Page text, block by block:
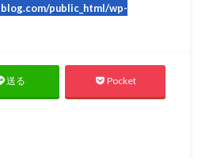
public_html/wp-
送る Pocket